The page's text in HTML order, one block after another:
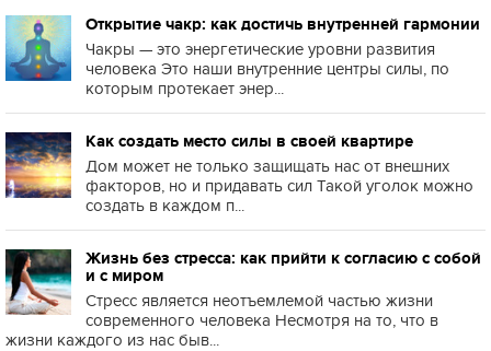
Открытие чакр: как достичь внутренней гармонии
Чакры — это энергетические уровни развития
человека Это наши внутренние центры силы, по
которым протекает энер...
Как создать место силы в своей квартире
Дом может не только защищать нас от внешних
факторов, но и придавать сил Такой уголок можно
создать в каждом п...
Жизнь без стресса: как прийти к согласию с собой
и с миром
Стресс является неотъемлемой частью жизни
современного человека Несмотря на то, что в
жизни каждого из нас быв...